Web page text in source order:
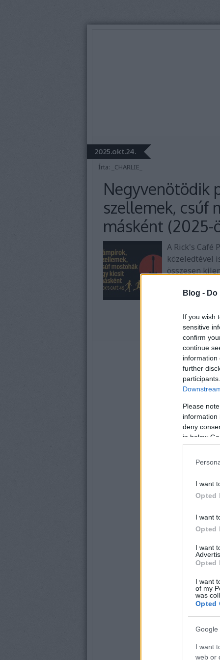
Blog -
If you wish
sensitive
confirm
continue
information
further
Please
information
deny
in below
I want
Opted
I want
Opted
I want
Opted
I want
of my
was
Opted
Google
I want
web or
2025.okt.24.
Írta: _CHARLIE_
Negyvenötödik
szellemek, csúf
másként
A Rick's Café
közeledtével
összesen
mert